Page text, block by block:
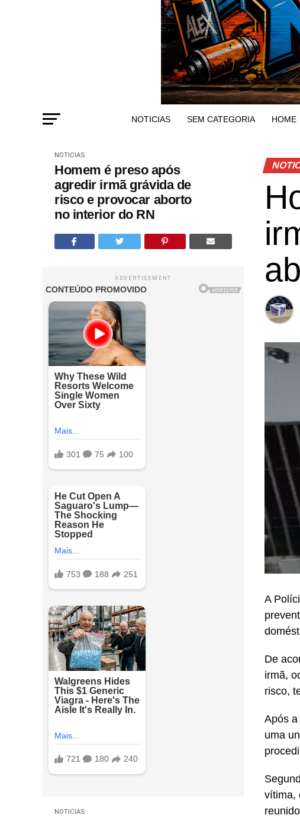
NOTICIAS SEM CATEGORIA HOME
NOTICIAS
Homem é preso após
agredir irmã grávida de
risco e provocar aborto
no interior do RN
ADVERTISEMENT
NOTICIAS
A
De
irmã,
risco,
Após
uma
vítima,